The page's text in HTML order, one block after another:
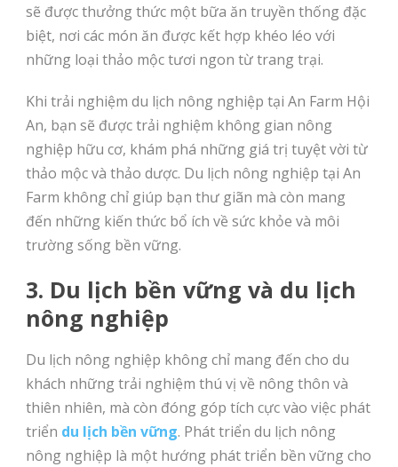
sẽ được thưởng thức một bữa ăn truyền thống đặc
biệt, nơi các món ăn được kết hợp khéo léo với
những loại thảo mộc tươi ngon từ trang trại.
Khi trải nghiệm du lịch nông nghiệp tại An Farm Hội
An, bạn sẽ được trải nghiệm không gian nông
nghiệp hữu cơ, khám phá những giá trị tuyệt vời từ
thảo mộc và thảo dược. Du lịch nông nghiệp tại An
Farm không chỉ giúp bạn thư giãn mà còn mang
đến những kiến thức bổ ích về sức khỏe và môi
trường sống bền vững.
3. Du lịch bền vững và du lịch
nông nghiệp
Du lịch nông nghiệp không chỉ mang đến cho du
khách những trải nghiệm thú vị về nông thôn và
thiên nhiên, mà còn đóng góp tích cực vào việc phát
triển du lịch bền vững. Phát triển du lịch nông
nông nghiệp là một hướng phát triển bền vững cho